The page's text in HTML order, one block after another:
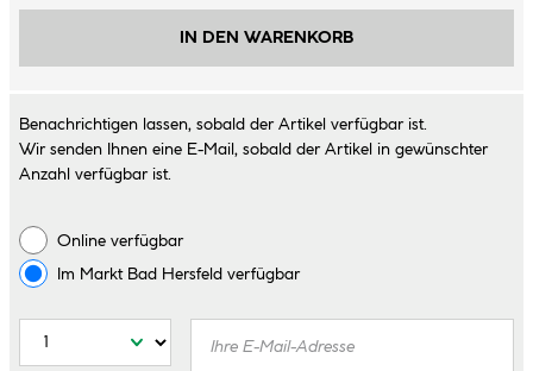
IN DEN WARENKORB
Benachrichtigen lassen, sobald der Artikel verfügbar ist.
Wir senden Ihnen eine E-Mail, sobald der Artikel in gewünschter
Anzahl verfügbar ist.
Online verfügbar
Im Markt Bad Hersfeld verfügbar